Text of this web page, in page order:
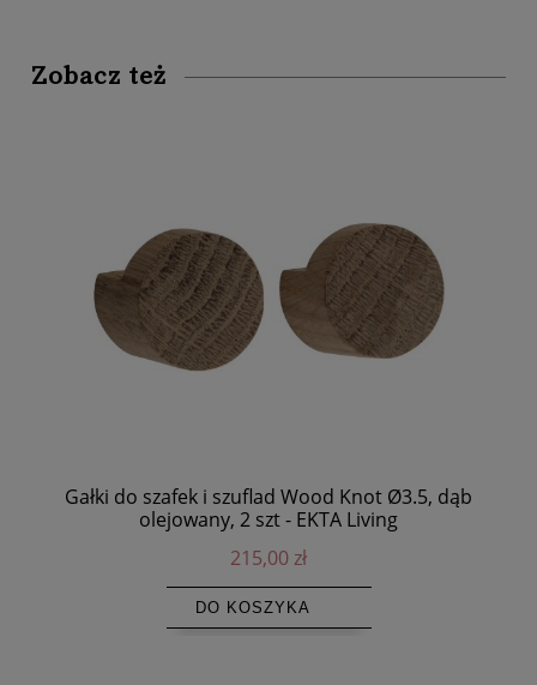
Zobacz też
Gałki do szafek i szuflad Wood Knot Ø3.5, dąb
olejowany, 2 szt - EKTA Living
215,00 zł
DO KOSZYKA